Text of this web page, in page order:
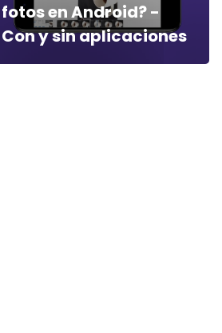
fotos en Android? -
Con y sin aplicaciones